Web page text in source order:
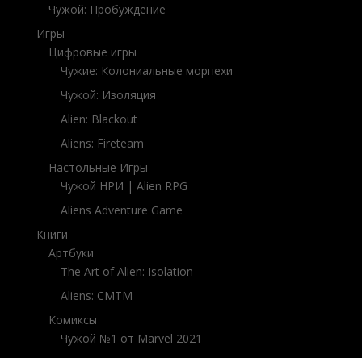
Чужой: Пробуждение
Игры
Цифровые игры
Чужие: Колониальные морпехи
Чужой: Изоляция
Alien: Blackout
Aliens: Fireteam
Настольные Игры
Чужой НРИ | Alien RPG
Aliens Adventure Game
Книги
Артбуки
The Art ofAlien: Isolation
Aliens: CMTM
Комиксы
Чужой №1 от Marvel 2021